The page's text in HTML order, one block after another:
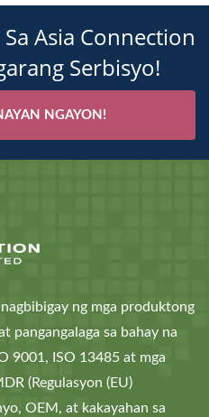
Asia Connection
Serbisyo!
NGAYON!
ng mga produktong
pangangalaga sa bahay na
9001, ISO 13485 at mga
(Regulasyon (EU)
OEM, at kakayahan sa